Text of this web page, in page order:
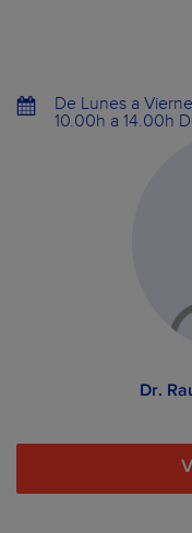
De Lunes a
10.00h a 14.00h
Dr.